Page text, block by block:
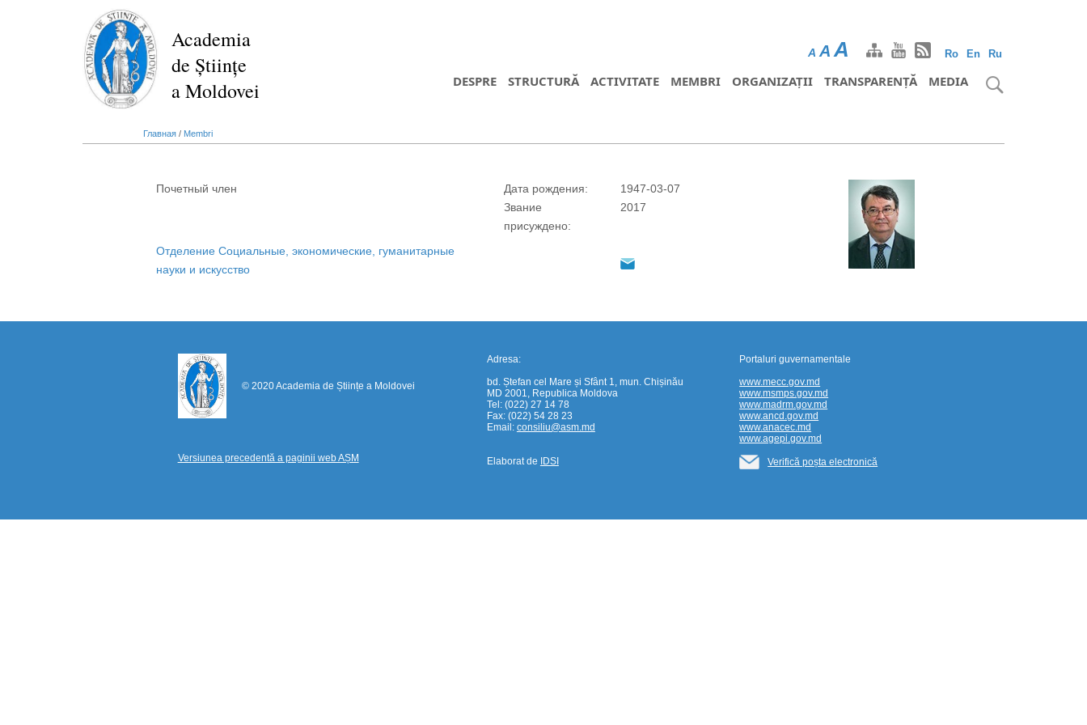
Academia
de Științe
a Moldovei
Ro En Ru
A A A
DESPRE STRUCTURĂ ACTIVITATE MEMBRI ORGANIZAȚII TRANSPARENȚĂ MEDIA
Главная / Membri
Почетный член
Дата рождения:
Звание
присуждено:
1947-03-07
2017
Отделение Социальные, экономические, гуманитарные
науки и искусство
© 2020 Academia de Științe a Moldovei
Versiunea precedentă a paginii web AȘM
Adresa:
bd. Ștefan cel Mare și Sfânt 1, mun. Chișinău
MD 2001, Republica Moldova
Tel: (022) 27 14 78
Fax: (022) 54 28 23
Email: consiliu@asm.md
Elaborat de IDSI
https://propletenie.ru/
Portaluri guvernamentale
www.mecc.gov.md
www.msmps.gov.md
www.madrm.gov.md
www.ancd.gov.md
www.anacec.md
www.agepi.gov.md
Verifică poșta electronică